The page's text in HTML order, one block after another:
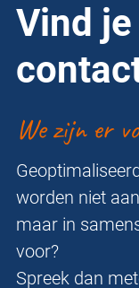
Vind
We zijn er
worden niet
maar in
voor?
Spreek dan